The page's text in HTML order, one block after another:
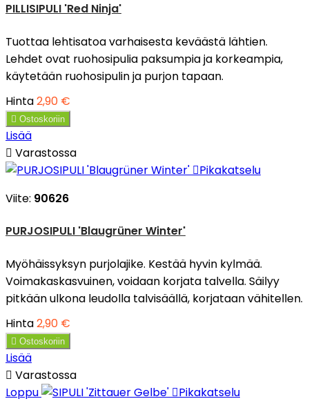
PILLISIPULI 'Red Ninja'
Tuottaa lehtisatoa varhaisesta keväästä lähtien.
Lehdet ovat ruohosipulia paksumpia ja korkeampia,
käytetään ruohosipulin ja purjon tapaan.
Hinta2,90 €
 Ostoskoriin
Lisää
 Varastossa
Pikakatselu
Viite: 90626
PURJOSIPULI 'Blaugrüner Winter'
Myöhäissyksyn purjolajike. Kestää hyvin kylmää.
Voimakaskasvuinen, voidaan korjata talvella. Säilyy
pitkään ulkona leudolla talvisäällä, korjataan vähitellen.
Hinta2,90 €
 Ostoskoriin
Lisää
 Varastossa
Loppu
Pikakatselu